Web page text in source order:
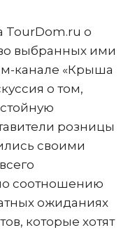
TourDom.ru о
выбранных ими
канале «Крыша
о том,
розницы
своими
соотношению
ожиданиях
которые хотят